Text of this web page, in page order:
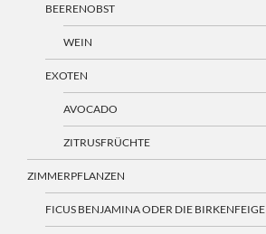
BEERENOBST
WEIN
EXOTEN
AVOCADO
ZITRUSFRÜCHTE
ZIMMERPFLANZEN
FICUS BENJAMINA ODER DIE BIRKENFEIGE